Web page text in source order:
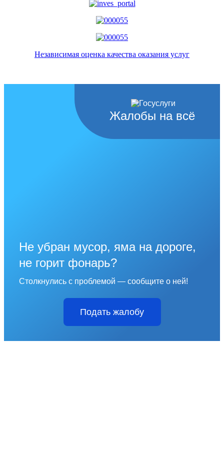
Независимая оценка качества оказания услуг
Жалобы на всё
Не убран мусор, яма на дороге,
не горит фонарь?
Столкнулись с проблемой — сообщите о ней!
Подать жалобу